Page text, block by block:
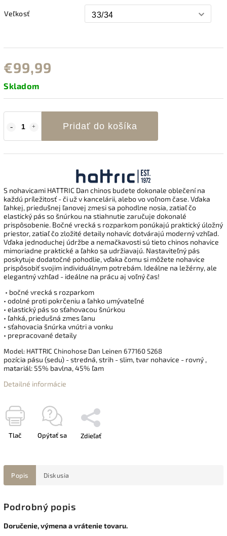
Veľkosť
€99,99
Skladom
Pridať do košíka
S nohavicami HATTRIC Dan chinos budete dokonale oblečení na
každú príležitosť - či už v kancelárii, alebo vo voľnom čase. Vďaka
ľahkej, priedušnej ľanovej zmesi sa pohodlne nosia, zatiaľ čo
elastický pás so šnúrkou na stiahnutie zaručuje dokonalé
prispôsobenie. Bočné vrecká s rozparkom ponúkajú praktický úložný
priestor, zatiaľ čo zložité detaily nohavíc dotvárajú moderný vzhľad.
Vďaka jednoduchej údržbe a nemačkavosti sú tieto chinos nohavice
mimoriadne praktické a ľahko sa udržiavajú. Nastaviteľný pás
poskytuje dodatočné pohodlie, vďaka čomu si môžete nohavice
prispôsobiť svojim individuálnym potrebám. Ideálne na ležérny, ale
elegantný vzhľad - ideálne na prácu aj voľný čas!
• bočné vrecká s rozparkom
• odolné proti pokrčeniu a ľahko umývateľné
• elastický pás so sťahovacou šnúrkou
• ľahká, priedušná zmes ľanu
• sťahovacia šnúrka vnútri a vonku
• prepracované detaily
Model: HATTRIC Chinohose Dan Leinen 677160 5268
pozícia pásu (sedu) - stredná, strih - slim, tvar nohavice - rovný ,
matariál:55% bavlna, 45% ľam
Detailné informácie
Tlač Opýtať sa Zdieľať
Popis Diskusia
Podrobný popis
Doručenie, výmena a vrátenie tovaru.